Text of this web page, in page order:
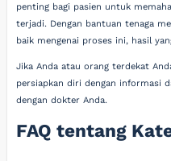
penting bagi pasien untuk
terjadi. Dengan bantuan tenaga
baik mengenai proses ini, hasil
Jika Anda atau orang terdekat
persiapkan diri dengan informasi
dengan dokter Anda.
FAQ tentang